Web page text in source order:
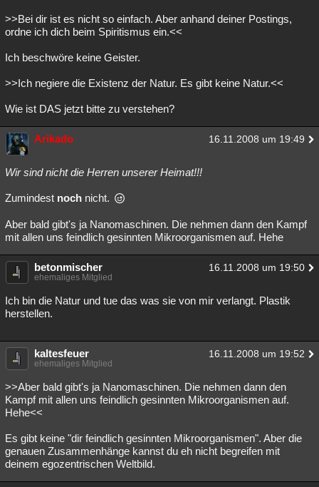
>>Bei dir ist es nicht so einfach. Aber anhand deiner Postings,
ordne ich dich beim Spiritismus ein.<<
Ich beschwöre keine Geister.
>>Ich negiere die Existenz der Natur. Es gibt keine Natur.<<
Wie ist DAS jetzt bitte zu verstehen?
Arikado 16.11.2008 um 19:49
Wir sind nicht die Herren unserer Heimat!!!
Zumindest noch nicht.
Aber bald gibt's ja Nanomaschinen. Die nehmen dann den Kampf
mit allen uns feindlich gesinnten Mikroorganismen auf. Hehe
betonmischer 16.11.2008 um 19:50
ehemaliges Mitglied
Ich bin die Natur und tue das was sie von mir verlangt. Plastik
herstellen.
kaltesfeuer 16.11.2008 um 19:52
ehemaliges Mitglied
>>Aber bald gibt's ja Nanomaschinen. Die nehmen dann den
Kampf mit allen uns feindlich gesinnten Mikroorganismen auf.
Hehe<<
Es gibt keine "dir feindlich gesinnten Mikroorganismen". Aber die
genauen Zusammenhänge kannst du eh nicht begreifen mit
deinem egozentrischen Weltbild.